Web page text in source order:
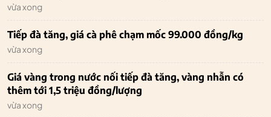
vừa xong
Tiếp đà tăng, giá cà phê chạm mốc 99.000 đồng/kg
vừa xong
Giá vàng trong nước nối tiếp đà tăng, vàng nhẫn có
thêm tới 1,5 triệu đồng/lượng
vừa xong